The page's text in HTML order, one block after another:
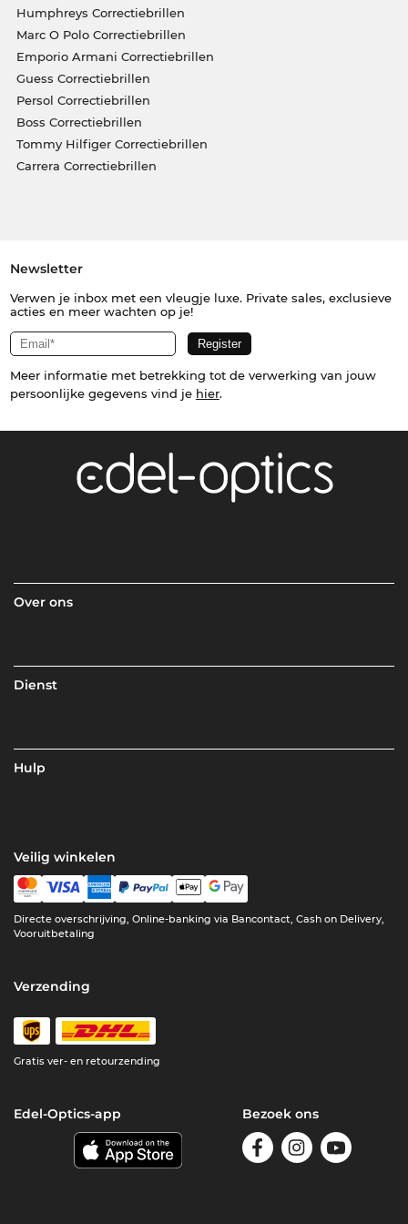
Humphreys Correctiebrillen
Marc O Polo Correctiebrillen
Emporio Armani Correctiebrillen
Guess Correctiebrillen
Persol Correctiebrillen
Boss Correctiebrillen
Tommy Hilfiger Correctiebrillen
Carrera Correctiebrillen
Newsletter
Verwen je inbox met een vleugje luxe. Private sales, exclusieve
acties en meer wachten op je!
Meer informatie met betrekking tot de verwerking van jouw
persoonlijke gegevens vind je hier.
Over ons
Dienst
Hulp
Veilig winkelen
Directe overschrijving, Online-banking via Bancontact, Cash on Delivery,
Vooruitbetaling
Verzending
Gratis ver- en retourzending
Edel-Optics-app Bezoek ons